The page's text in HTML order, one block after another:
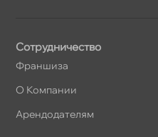
Сотрудничество
Франшиза
О Компании
Арендодателям